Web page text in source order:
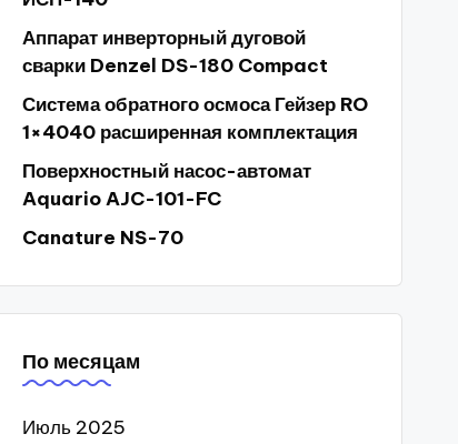
Аппарат инверторный дуговой
сварки Denzel DS-180 Compact
Система обратного осмоса Гейзер RO
1×4040 расширенная комплектация
Поверхностный насос-автомат
Aquario AJC-101-FC
Canature NS-70
По месяцам
Июль 2025